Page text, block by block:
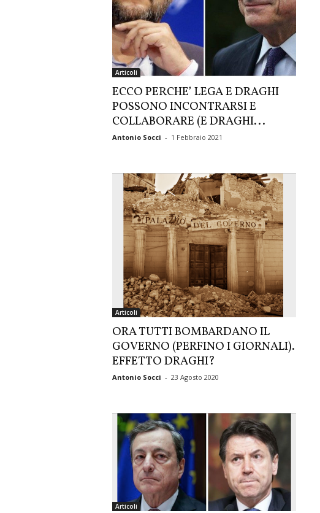
Articoli
ECCO PERCHE’ LEGA E DRAGHI
POSSONO INCONTRARSI E
COLLABORARE (E DRAGHI...
Antonio Socci - 1 Febbraio 2021
Articoli
ORA TUTTI BOMBARDANO IL
GOVERNO (PERFINO I GIORNALI).
EFFETTO DRAGHI?
Antonio Socci - 23 Agosto 2020
Articoli